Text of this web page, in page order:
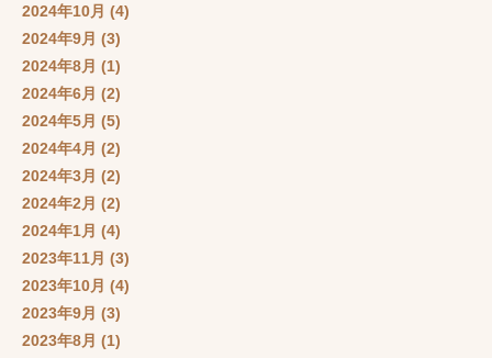
2024年10月 (4)
2024年9月 (3)
2024年8月 (1)
2024年6月 (2)
2024年5月 (5)
2024年4月 (2)
2024年3月 (2)
2024年2月 (2)
2024年1月 (4)
2023年11月 (3)
2023年10月 (4)
2023年9月 (3)
2023年8月 (1)